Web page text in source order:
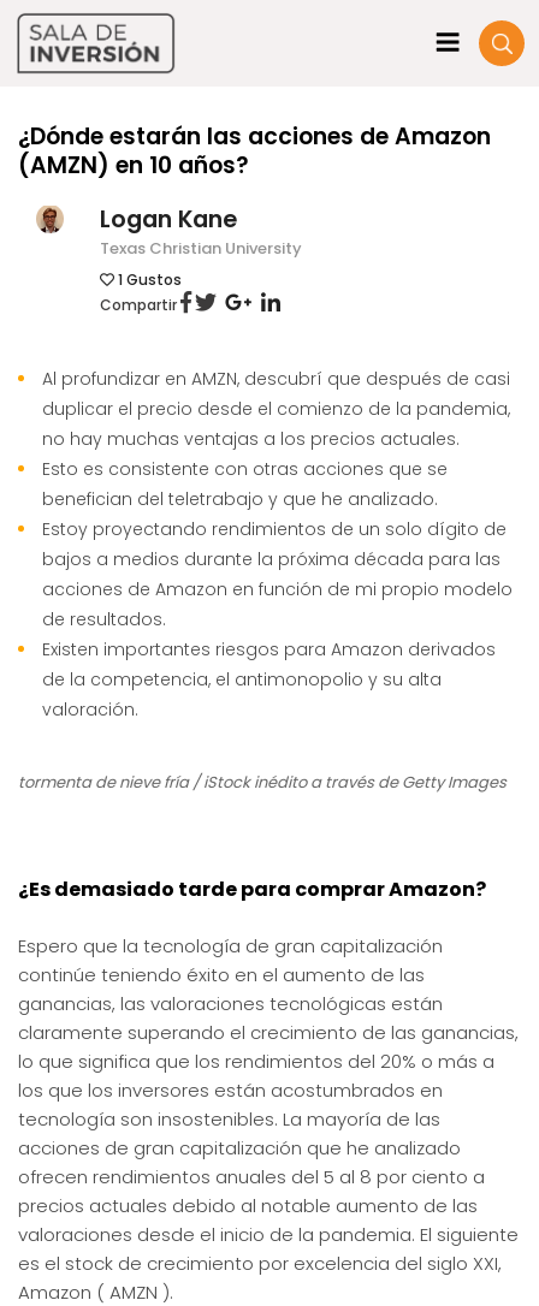
¿Dónde estarán las acciones de Amazon
(AMZN) en 10 años?
Logan Kane
Texas Christian University
1Gustos
Compartir
Al profundizar en AMZN, descubrí que después de casi
duplicar el precio desde el comienzo de la pandemia,
no hay muchas ventajas a los precios actuales.
Esto es consistente con otras acciones que se
benefician del teletrabajo y que he analizado.
Estoy proyectando rendimientos de un solo dígito de
bajos a medios durante la próxima década para las
acciones de Amazon en función de mi propio modelo
de resultados.
Existen importantes riesgos para Amazon derivados
de la competencia, el antimonopolio y su alta
valoración.
tormenta de nieve fría / iStock inédito a través de Getty Images
¿Es demasiado tarde para comprar Amazon?
Espero que la tecnología de gran capitalización
continúe teniendo éxito en el aumento de las
ganancias, las valoraciones tecnológicas están
claramente superando el crecimiento de las ganancias,
lo que significa que los rendimientos del 20% o más a
los que los inversores están acostumbrados en
tecnología son insostenibles. La mayoría de las
acciones de gran capitalización que he analizado
ofrecen rendimientos anuales del 5 al 8 por ciento a
precios actuales debido al notable aumento de las
valoraciones desde el inicio de la pandemia. El siguiente
es el stock de crecimiento por excelencia del siglo XXI,
Amazon ( AMZN ).